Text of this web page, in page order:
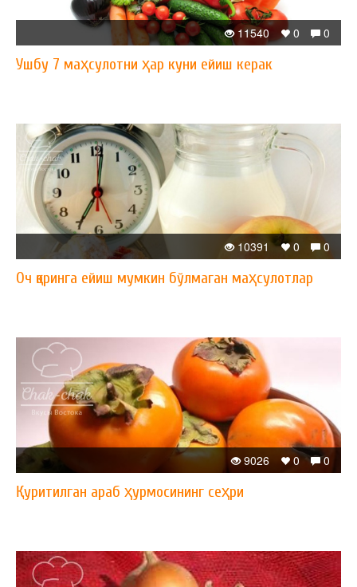
0
0
11540
Ушбу 7 маҳсулотни ҳар куни ейиш керак
0
0
10391
Оч қоринга ейиш мумкин бўлмаган маҳсулотлар
0
0
9026
Қуритилган араб ҳурмосининг сеҳри